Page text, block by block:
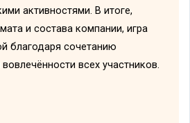
активностями. В итоге,
и состава компании, игра
благодаря сочетанию
всех участников.